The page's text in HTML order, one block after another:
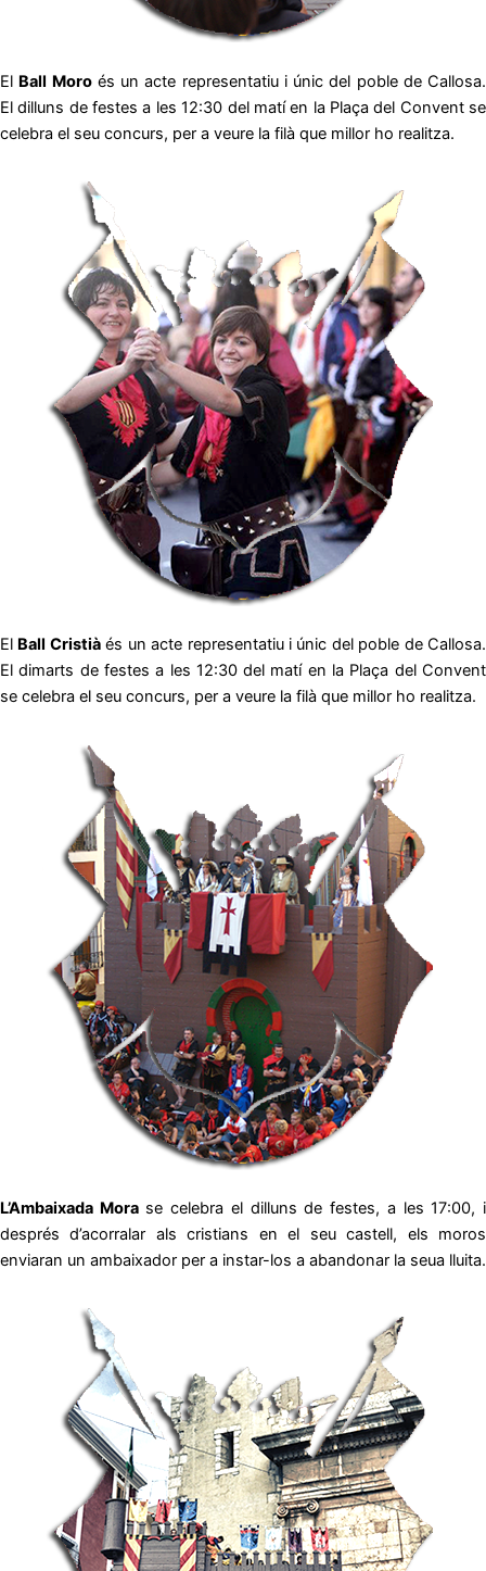
El Ball Moroés un acte representatiu i únic del poble de Callosa.
El dilluns de festes a les 12:30 del matí en la Plaça del Convent se
celebra el seu concurs, per a veure la filà que millor ho realitza.
El Ball Cristiàés un acte representatiu i únic del poble de Callosa.
El dimarts de festes a les 12:30 del matí en la Plaça del Convent
se celebra el seu concurs, per a veure la filà que millor ho realitza.
L’Ambaixada Morase celebra el dilluns de festes, a les 17:00, i
després d’acorralar als cristians en el seu castell, els moros
enviaran un ambaixador per a instar-los a abandonar la seua lluita.